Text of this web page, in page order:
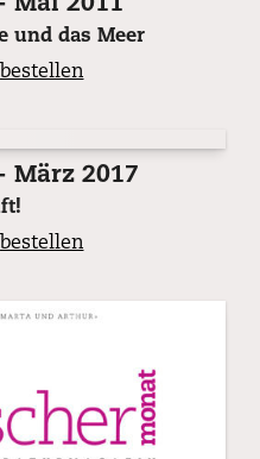
und das Meer
bestellen
März 2017
bestellen